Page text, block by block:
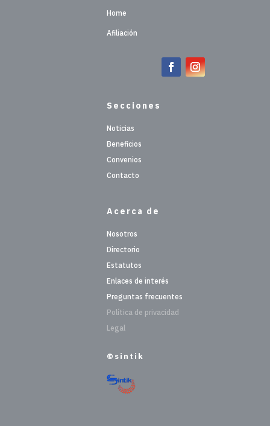
Home
Afiliación
Secciones
Noticias
Beneficios
Convenios
Contacto
Acerca de
Nosotros
Directorio
Estatutos
Enlaces de interés
Preguntas frecuentes
Política de privacidad
Legal
©sintik